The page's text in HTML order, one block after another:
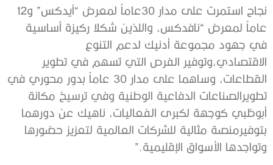
نجاح استمرت على مدار عاماً لمعرض “آيدكس” و12
عاماً لمعرض “نافدكس، واللذين شكلا ركيزة أساسية
في جهود مجموعة أدنيك لدعم التنوع
الاقتصادي،وتوفير الفرص التي تسهم في تطوير
القطاعات، وساهما على مدار عاماً بدور محوري في
تطويرالصناعات الدفاعية الوطنية وفي ترسيخ مكانة
أبوظبي كوجهة لكبرى الفعاليات، ناهيك عن دورهما
بتوفيرمنصة مثالية للشركات العالمية لتعزيز حضورها
وتواجدها الأسواق الإقليمية .”